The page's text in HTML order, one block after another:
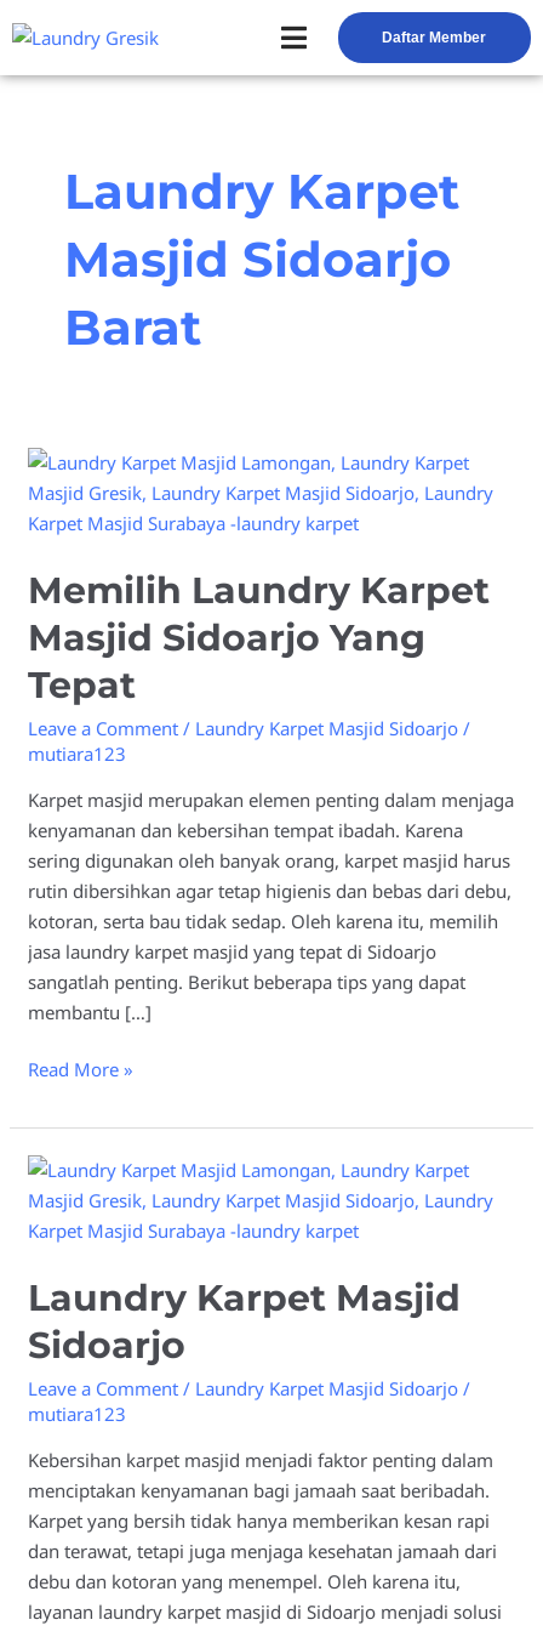
to
content
Daftar Member
Laundry Karpet
Masjid Sidoarjo
Barat
Memilih Laundry Karpet
Masjid Sidoarjo Yang
Tepat
Leave a Comment / Laundry Karpet Masjid Sidoarjo /
mutiara123
Karpet masjid merupakan elemen penting dalam menjaga
kenyamanan dan kebersihan tempat ibadah. Karena
sering digunakan oleh banyak orang, karpet masjid harus
rutin dibersihkan agar tetap higienis dan bebas dari debu,
kotoran, serta bau tidak sedap. Oleh karena itu, memilih
jasa laundry karpet masjid yang tepat di Sidoarjo
sangatlah penting. Berikut beberapa tips yang dapat
membantu […]
Memilih
Laundry
Karpet
Sidoarjo
Tepat
Read More »
Laundry Karpet Masjid
Sidoarjo
Leave a Comment / Laundry Karpet Masjid Sidoarjo /
mutiara123
Kebersihan karpet masjid menjadi faktor penting dalam
menciptakan kenyamanan bagi jamaah saat beribadah.
Karpet yang bersih tidak hanya memberikan kesan rapi
dan terawat, tetapi juga menjaga kesehatan jamaah dari
debu dan kotoran yang menempel. Oleh karena itu,
layanan laundry karpet masjid di Sidoarjo menjadi solusi
Laundry
Karpet
Masjid